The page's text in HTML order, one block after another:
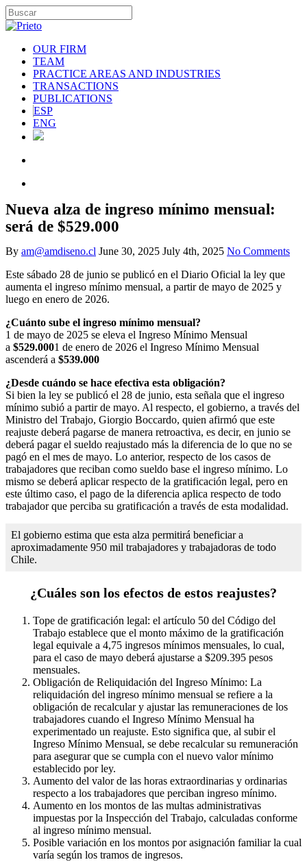
OUR FIRM
TEAM
PRACTICE AREAS AND INDUSTRIES
TRANSACTIONS
PUBLICATIONS
ESP
ENG
Nueva alza de ingreso mínimo mensual:
será de $529.000
By am@amdiseno.cl June 30, 2025 July 4th, 2025 No Comments
Este sábado 28 de junio se publicó en el Diario Oficial la ley que
aumenta el ingreso mínimo mensual, a partir de mayo de 2025 y
luego en enero de 2026.
¿Cuánto sube el ingreso mínimo mensual?
1 de mayo de 2025 se eleva el Ingreso Mínimo Mensual
a $529.0001 de enero de 2026 el Ingreso Mínimo Mensual
ascenderá a $539.000
¿Desde cuándo se hace efectiva esta obligación?
Si bien la ley se publicó el 28 de junio, esta señala que el ingreso
mínimo subió a partir de mayo. Al respecto, el gobierno, a través del
Ministro del Trabajo, Giorgio Boccardo, quien afirmó que este
reajuste deberá pagarse de manera retroactiva, es decir, en junio se
deberá pagar el sueldo reajustado más la diferencia de lo que no se
pagó en el mes de mayo. Lo anterior, respecto de los casos de
trabajadores que reciban como sueldo base el ingreso mínimo. Lo
mismo se deberá aplicar respecto de la gratificación legal, pero en
este último caso, el pago de la diferencia aplica respecto de todo
trabajador que perciba su gratificación a través de esta modalidad.
El gobierno estima que esta alza permitirá beneficiar a
aproximadamente 950 mil trabajadores y trabajadoras de todo
Chile.
¿Cuáles son los efectos de estos reajustes?
Tope de gratificación legal: el artículo 50 del Código del
Trabajo establece que el monto máximo de la gratificación
legal equivale a 4,75 ingresos mínimos mensuales, lo cual,
para el caso de mayo deberá ajustarse a $209.395 pesos
mensuales.
Obligación de Reliquidación del Ingreso Mínimo: La
reliquidación del ingreso mínimo mensual se refiere a la
obligación de recalcular y ajustar las remuneraciones de los
trabajadores cuando el Ingreso Mínimo Mensual ha
experimentado un reajuste. Esto significa que, al subir el
Ingreso Mínimo Mensual, se debe recalcular su remuneración
para asegurar que se cumpla con el nuevo valor mínimo
establecido por ley.
Aumento del valor de las horas extraordinarias y ordinarias
respecto a los trabajadores que perciban ingreso mínimo.
Aumento en los montos de las multas administrativas
impuestas por la Inspección del Trabajo, calculadas conforme
al ingreso mínimo mensual.
Posible variación en los montos por asignación familiar la cual
varía según los tramos de ingresos.